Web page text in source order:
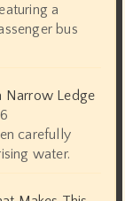
a
bus
Narrow Ledge
carefully
water.